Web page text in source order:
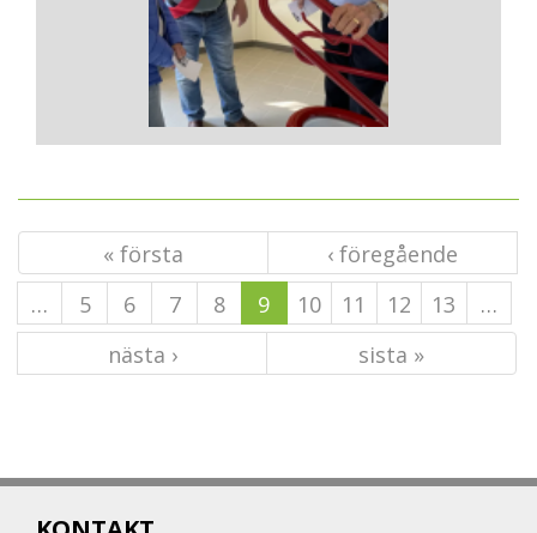
« första
‹ föregående
…
5 6 7 8 9 10 11 12 13
…
nästa ›
sista »